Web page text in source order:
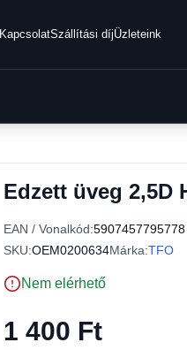
KapcsolatSzállítási díjÜzleteink
Edzett üveg 2,5D
EAN / Vonalkód:5907457795778
SKU:OEM0200634Márka:TFO
Nem elérhető
1 400 Ft